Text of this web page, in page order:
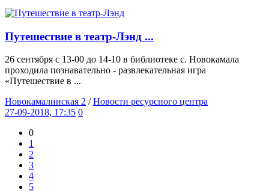
Путешествие в театр-Лэнд ...
26 сентября с 13-00 до 14-10 в библиотеке с. Новокамала
проходила познавательно - развлекательная игра
«Путешествие в ...
Новокамалинская 2 /Новости ресурсного центра
27-09-2018, 17:35 0
0
1
2
3
4
5